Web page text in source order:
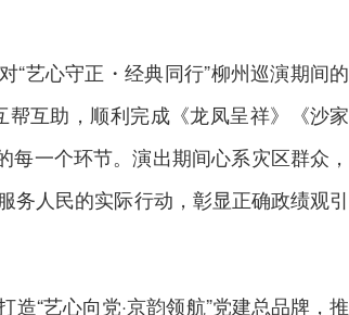
“艺心守正・经典同行”柳州巡演期间的
互助，顺利完成《龙凤呈祥》《沙家
一个环节。演出期间心系灾区群众，
务人民的实际行动，彰显正确政绩观引
“艺心向党·京韵领航”党建总品牌，推